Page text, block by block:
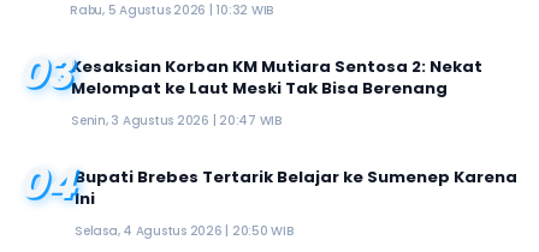
Rabu, 5 Agustus 2026 | 10:32 WIB
03Kesaksian Korban KM Mutiara Sentosa 2: Nekat
Melompat ke Laut Meski Tak Bisa Berenang
Senin, 3 Agustus 2026 | 20:47 WIB
04Bupati Brebes Tertarik Belajar ke Sumenep Karena
Ini
Selasa, 4 Agustus 2026 | 20:50 WIB